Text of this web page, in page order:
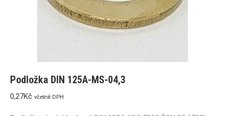
Podložka DIN 125A-MS-04,3
0,27Kč včetně DPH